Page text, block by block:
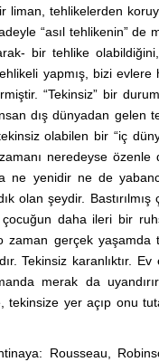
liman, tehlikelerden
“asıl tehlikenin” de
bir tehlike
yapmış, bizi
“Tekinsiz” bir
dış dünyadan gelen
olabilen bir “iç
neredeyse özenle
ne yenidir ne de
olan şeydir.
daha ileri bir
gerçek yaşamda
Tekinsiz karanlıktır.
merak da
tekinsize yer açıp onu
Rousseau,